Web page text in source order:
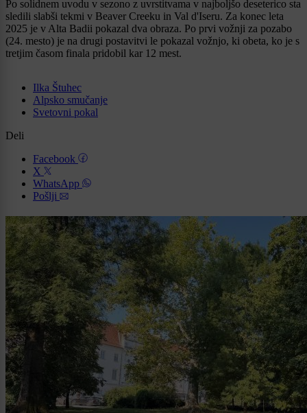
Po solidnem uvodu v sezono z uvrstitvama v najboljšo deseterico sta
sledili slabši tekmi v Beaver Creeku in Val d'Iseru. Za konec leta
2025 je v Alta Badii pokazal dva obraza. Po prvi vožnji za pozabo
(24. mesto) je na drugi postavitvi le pokazal vožnjo, ki obeta, ko je s
tretjim časom finala pridobil kar 12 mest.
Ilka Štuhec
Alpsko smučanje
Svetovni pokal
Deli
Facebook
X
WhatsApp
Pošlji